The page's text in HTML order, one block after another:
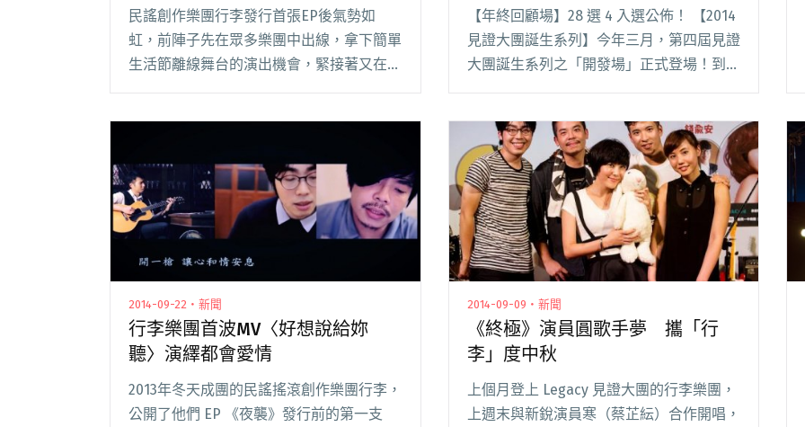
民謠創作樂團行李發行首張EP後氣勢如
虹，前陣子先在眾多樂團中出線，拿下簡單
生活節離線舞台的演出機會，緊接著又在
團隊專文閱讀全文 "行李樂團首張EP《夜
襲》數位上架 現在說給你聽"
【年終回顧場】28 選 4 入選公佈！ 【2014
見證大團誕生系列】今年三月，第四屆見證
大團誕生系列之「開發場」正式登場！到今
宣言「搖滾新地景隆起 /閱讀全文 "【2014
大團誕生】之【年終回顧場】12/21"
2014-09-22・新聞
行李樂團首波MV〈好想說給妳
聽〉演繹都會愛情
2013年冬天成團的民謠搖滾創作樂團行李，
公開了他們 EP 《夜襲》發行前的第一支
2014-09-09・新聞
《終極》演員圓歌手夢 攜「行
李」度中秋
上個月登上 Legacy 見證大團的行李樂團，
上週末與新銳演員寒（蔡芷紜）合作開唱，